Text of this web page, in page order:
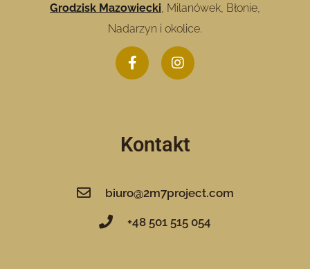
Grodzisk Mazowiecki , Milanówek, Błonie,
Nadarzyn i okolice.
Kontakt
biuro@2m7project.com
+48 501 515 054